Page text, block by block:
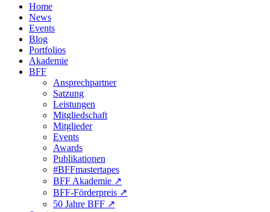
Home
News
Events
Blog
Portfolios
Akademie
BFF
Ansprechpartner
Satzung
Leistungen
Mitgliedschaft
Mitglieder
Events
Awards
Publikationen
#BFFmastertapes
BFF Akademie ↗︎
BFF-Förderpreis ↗︎
50 Jahre BFF ↗︎